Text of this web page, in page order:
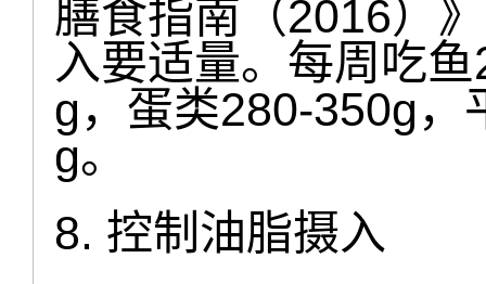
膳食指南（2016）
入要适量。每周吃
g，蛋类280-350g，
g。
8. 控制油脂摄入